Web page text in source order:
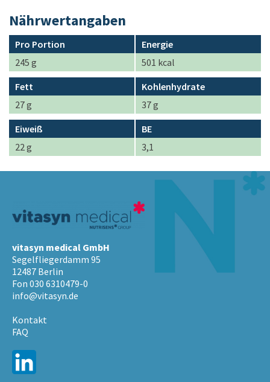
Nährwertangaben
Pro Portion
245 g
Energie
501 kcal
Fett
27 g
Kohlenhydrate
37 g
Eiweiß
22 g
BE
3,1
vitasyn medical GmbH
Segelfliegerdamm 95
12487 Berlin
Fon 030 6310479-0
info@vitasyn.de
Kontakt
FAQ